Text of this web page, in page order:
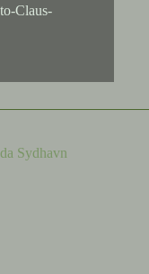
Sydhavn